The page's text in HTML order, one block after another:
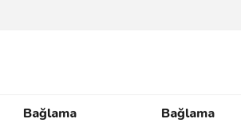
Bağlama
Bağlama